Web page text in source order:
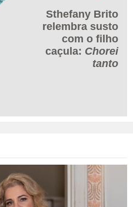
Sthefany Brito
relembra susto
com o filho
caçula: Chorei
tanto